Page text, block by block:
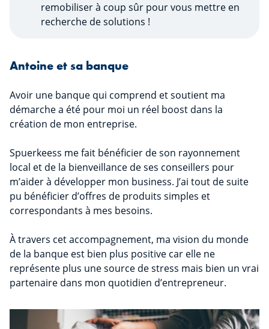
remobiliser à coup sûr pour vous mettre en
recherche de solutions !
Antoine et sa banque
Avoir une banque qui comprend et soutient ma
démarche a été pour moi un réel boost dans la
création de mon entreprise.
Spuerkeess me fait bénéficier de son rayonnement
local et de la bienveillance de ses conseillers pour
m’aider à développer mon business. J’ai tout de suite
pu bénéficier d’offres de produits simples et
correspondants à mes besoins.
À travers cet accompagnement, ma vision du monde
de la banque est bien plus positive car elle ne
représente plus une source de stress mais bien un vrai
partenaire dans mon quotidien d’entrepreneur.